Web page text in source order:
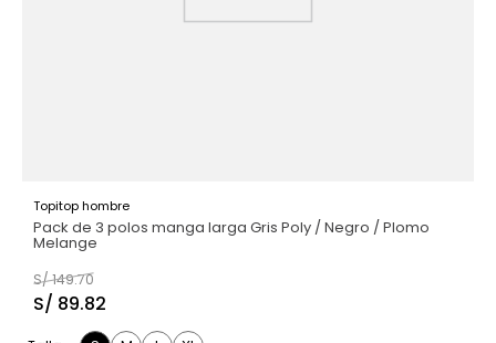
Topitop hombre
Pack de 3 polos manga larga Gris Poly / Negro / Plomo
Melange
S/149.70
S/ 89.82